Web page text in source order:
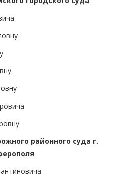
районного суда г.